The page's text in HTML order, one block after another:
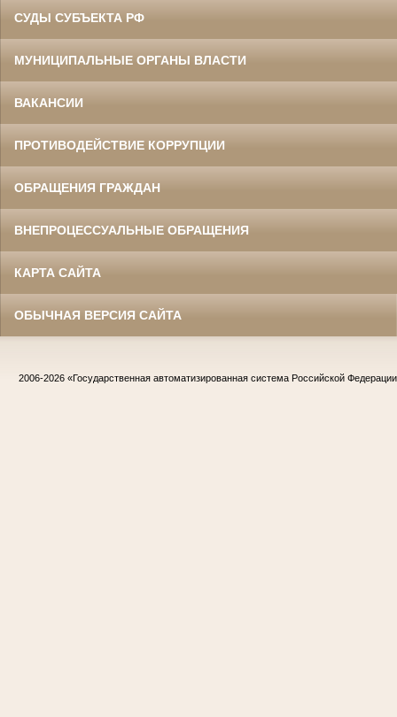
СУДЫ СУБЪЕКТА РФ
МУНИЦИПАЛЬНЫЕ ОРГАНЫ ВЛАСТИ
ВАКАНСИИ
ПРОТИВОДЕЙСТВИЕ КОРРУПЦИИ
ОБРАЩЕНИЯ ГРАЖДАН
ВНЕПРОЦЕССУАЛЬНЫЕ ОБРАЩЕНИЯ
КАРТА САЙТА
ОБЫЧНАЯ ВЕРСИЯ САЙТА
2006-2026 «Государственная автоматизированная система Российской